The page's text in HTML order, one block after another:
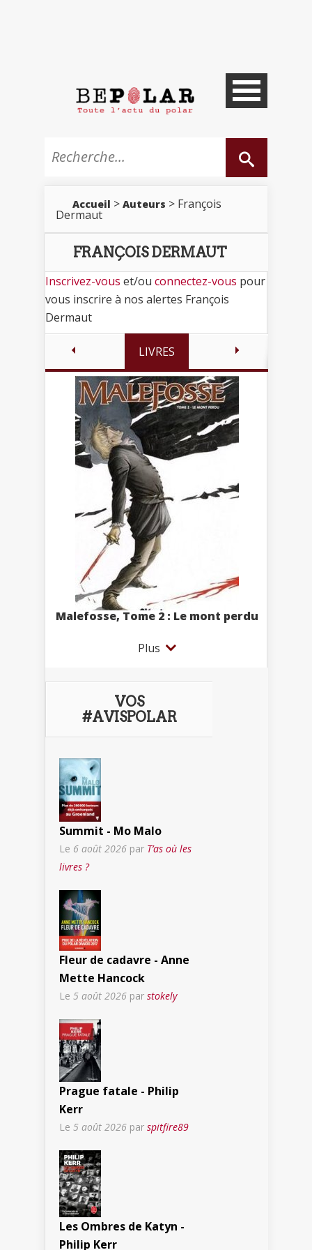
Accueil > Auteurs > François
Dermaut
FRANÇOIS DERMAUT
Inscrivez-vous et/ou connectez-vous pour
vous inscrire à nos alertes François
Dermaut
LIVRES
Malefosse, Tome 2 : Le mont perdu
Plus
VOS
#AVISPOLAR
Summit - Mo Malo
Le 6 août 2026 par T’as où les
livres ?
Fleur de cadavre - Anne
Mette Hancock
Le 5 août 2026 par stokely
Prague fatale - Philip
Kerr
Le 5 août 2026 par spitfire89
Les Ombres de Katyn -
Philip Kerr